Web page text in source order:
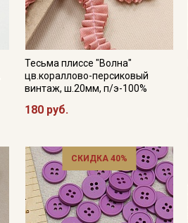
Тесьма плиссе "Волна"
цв.кораллово-персиковый
винтаж, ш.20мм, п/э-100%
180 руб.
СКИДКА 40%